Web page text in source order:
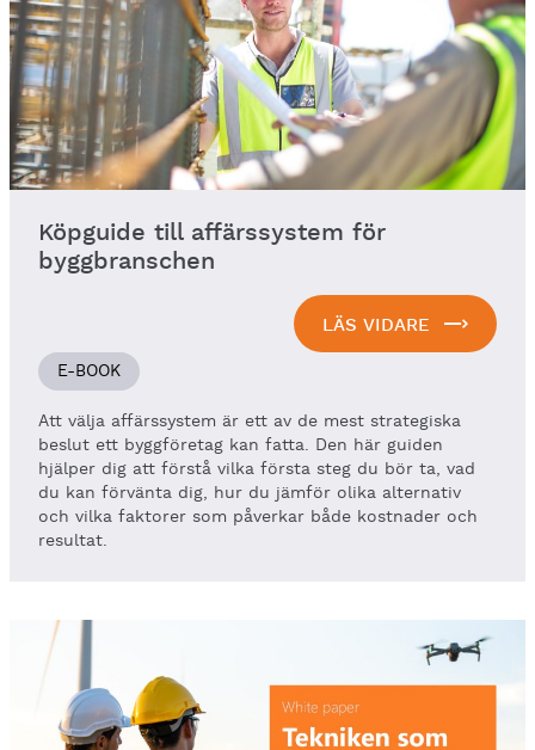
Köpguide till affärssystem för
byggbranschen
LÄS VIDARE
E-BOOK
Att välja affärssystem är ett av de mest strategiska
beslut ett byggföretag kan fatta. Den här guiden
hjälper dig att förstå vilka första steg du bör ta, vad
du kan förvänta dig, hur du jämför olika alternativ
och vilka faktorer som påverkar både kostnader och
resultat.